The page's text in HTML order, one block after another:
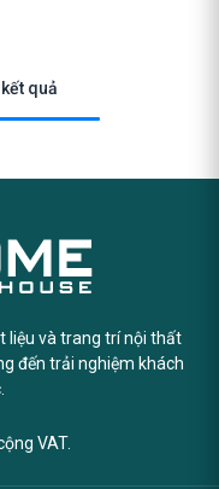
quả
liệu và trang trí nội thất
đến trải nghiệm khách
VAT.